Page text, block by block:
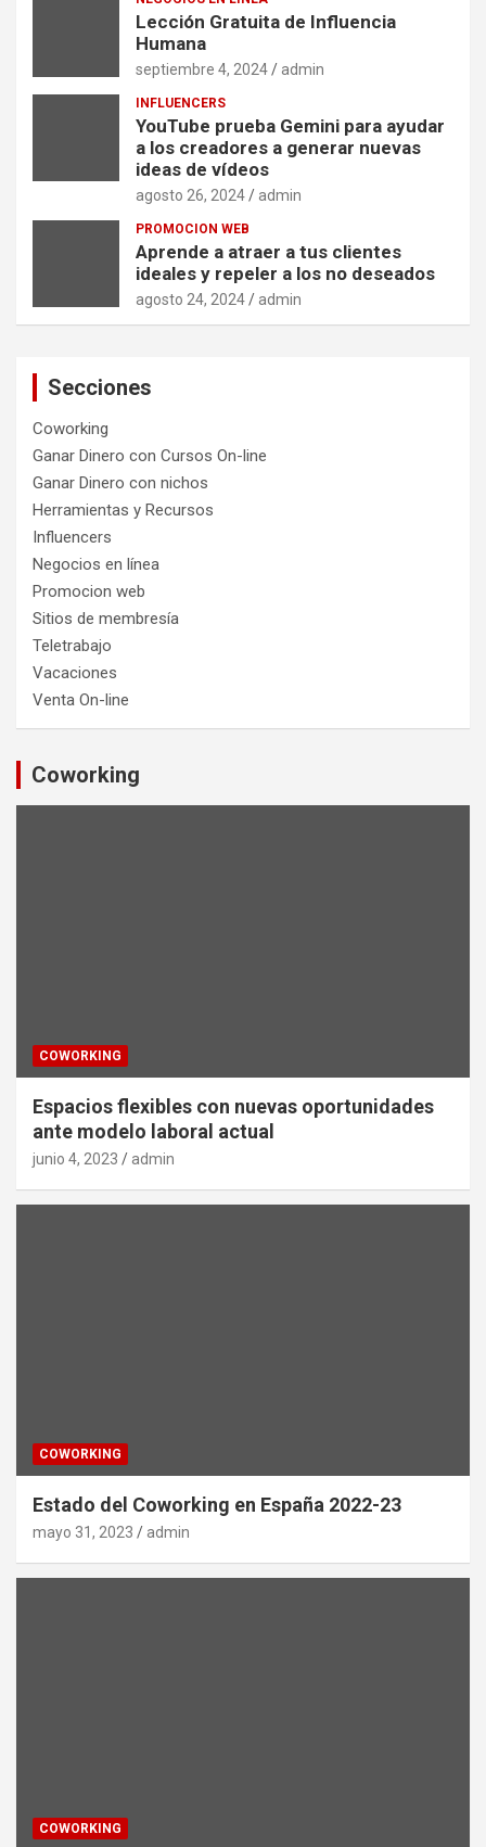
Lección Gratuita de Influencia
Humana
septiembre 4, 2024 admin
INFLUENCERS
YouTube prueba Gemini para ayudar
a los creadores a generar nuevas
ideas de vídeos
agosto 26, 2024 admin
PROMOCION WEB
Aprende a atraer a tus clientes
ideales y repeler a los no deseados
agosto 24, 2024 admin
Secciones
Coworking
Ganar Dinero con Cursos On-line
Ganar Dinero con nichos
Herramientas y Recursos
Influencers
Negocios en línea
Promocion web
Sitios de membresía
Teletrabajo
Vacaciones
Venta On-line
Coworking
COWORKING
Espacios flexibles con nuevas oportunidades
ante modelo laboral actual
junio 4, 2023 admin
COWORKING
Estado del Coworking en España 2022-23
mayo 31, 2023 admin
COWORKING